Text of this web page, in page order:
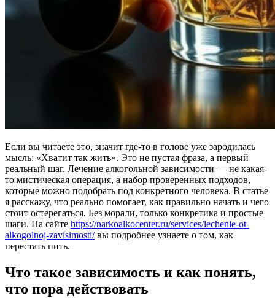
Если вы читаете это, значит где-то в голове уже зародилась
мысль: «Хватит так жить». Это не пустая фраза, а первый
реальный шаг. Лечение алкогольной зависимости — не какая-
то мистическая операция, а набор проверенных подходов,
которые можно подобрать под конкретного человека. В статье
я расскажу, что реально помогает, как правильно начать и чего
стоит остерегаться. Без морали, только конкретика и простые
шаги. На сайте https://narkoalkocenter.ru/services/lechenie-ot-
alkogolnoj-zavisimosti/вы подробнее узнаете о том, как
перестать пить.
Что такое зависимость и как понять,
что пора действовать